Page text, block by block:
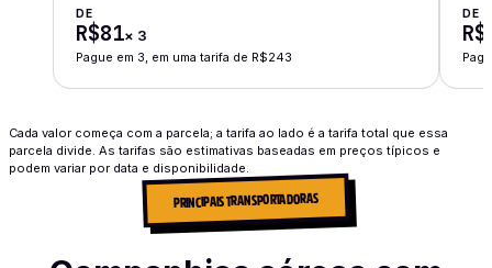
DE
R$81× 3
Pague em 3, em uma tarifa de R$243
DE
Cada valor começa com a parcela; a tarifa ao lado é a tarifa total que essa
parcela divide. As tarifas são estimativas baseadas em preços típicos e
podem variar por data e disponibilidade.
PRINCIPAIS TRANSPORTADORAS